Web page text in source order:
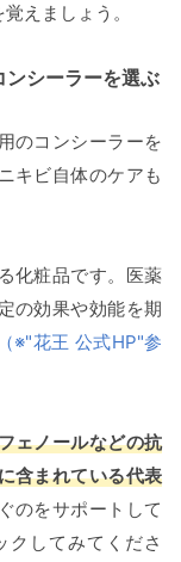
えましょう。
シーラーを選ぶ
のコンシーラーを
キビ自体のケアも
化粧品です。医薬
の効果や効能を期
（※"花王 公式HP"参
ェノールなどの抗
含まれている代表
のをサポートして
クしてみてくださ